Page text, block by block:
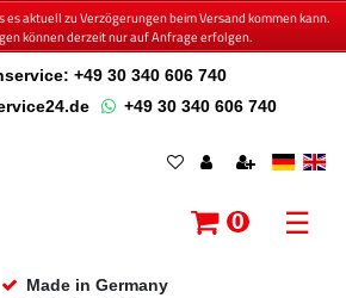
es aktuell zu Verzögerungen beim Versand kommen kann.
können derzeit nur auf Anfrage erfolgen.
+49 30 340 606 740
+49 30 340 606 740
Made in Germany
0 ☰